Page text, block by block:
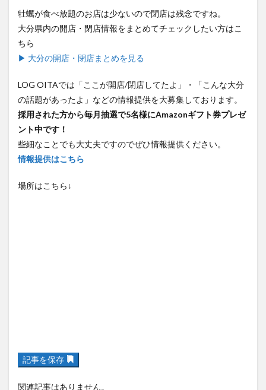
牡蠣が食べ放題のお店は少ないので閉店は残念ですね。
大分県内の開店・閉店情報をまとめてチェックしたい方はこ
ちら
▶ 大分の開店・閉店まとめを見る
LOG OITAでは「ここが開店/閉店してたよ」・「こんな大分
の話題があったよ」などの情報提供を大募集しております。
採用された方から毎月抽選で5名様にAmazonギフト券プレゼ
ント中です！
些細なことでも大丈夫ですのでぜひ情報提供ください。
情報提供はこちら
場所はこちら↓
記事を保存
関連記事はありません。